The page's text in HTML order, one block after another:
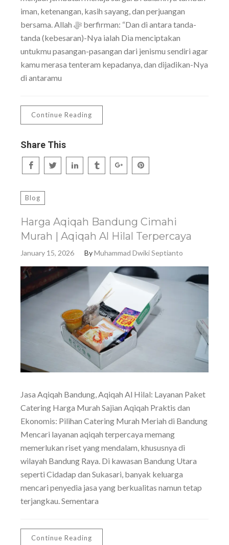
iman, ketenangan, kasih sayang, dan perjuangan
bersama. Allah ﷻ berfirman: “Dan di antara tanda-
tanda (kebesaran)-Nya ialah Dia menciptakan
untukmu pasangan-pasangan dari jenismu sendiri agar
kamu merasa tenteram kepadanya, dan dijadikan-Nya
di antaramu
Continue Reading
Share This
Blog
Harga Aqiqah Bandung Cimahi
Murah | Aqiqah Al Hilal Terpercaya
January 15, 2026 ByMuhammad Dwiki Septianto
Jasa Aqiqah Bandung, Aqiqah Al Hilal: Layanan Paket
Catering Harga Murah Sajian Aqiqah Praktis dan
Ekonomis: Pilihan Catering Murah Meriah di Bandung
Mencari layanan aqiqah terpercaya memang
memerlukan riset yang mendalam, khususnya di
wilayah Bandung Raya. Di kawasan Bandung Utara
seperti Cidadap dan Sukasari, banyak keluarga
mencari penyedia jasa yang berkualitas namun tetap
terjangkau. Sementara
Continue Reading